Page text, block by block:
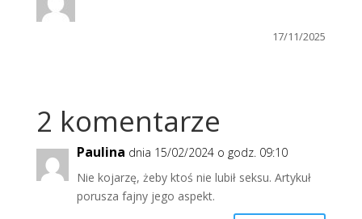
17/11/2025
2 komentarze
Paulina dnia 15/02/2024 o godz. 09:10
Nie kojarzę, żeby ktoś nie lubił seksu. Artykuł
porusza fajny jego aspekt.